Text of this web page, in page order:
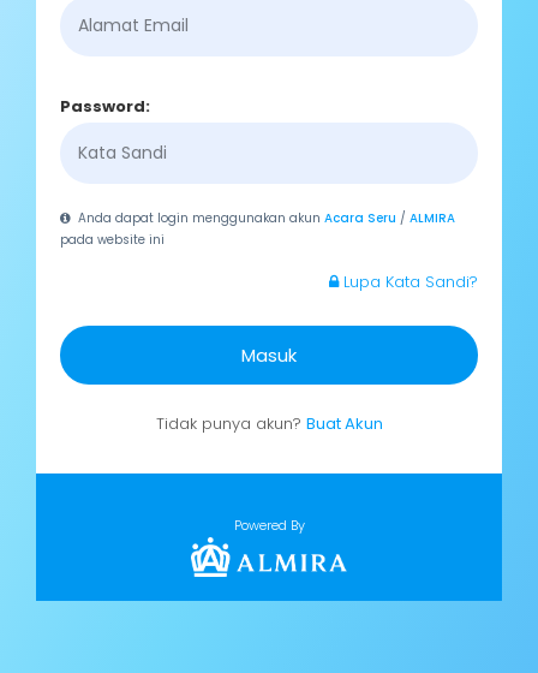
Password:
Anda dapat login menggunakan akunAcara Seru /ALMIRA
pada website ini
Lupa Kata Sandi?
Masuk
Tidak punya akun? Buat Akun
Powered By